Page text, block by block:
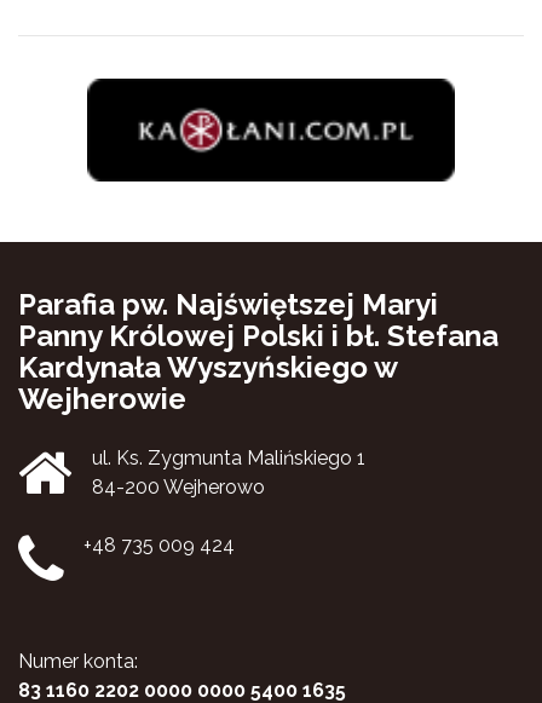
Parafia pw. Najświętszej Maryi
Panny Królowej Polski i bł. Stefana
Kardynała Wyszyńskiego w
Wejherowie
ul. Ks. Zygmunta Malińskiego 1
84-200 Wejherowo
+48 735 009 424
Numer konta:
83 1160 2202 0000 0000 5400 1635